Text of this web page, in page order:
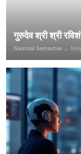
गुरुदेव श्री श्री
Nainital Samachar ...